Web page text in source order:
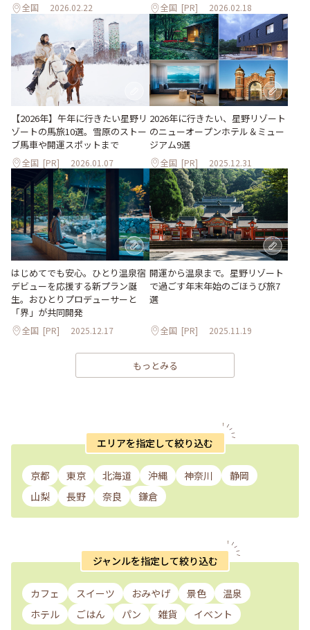
全国 2026.02.22 全国 [PR] 2026.02.18
【2026年】午年に行きたい星野リ
ゾートの馬旅10選。雪原のストー
ブ馬車や開運スポットまで
全国 [PR] 2026.01.07
2026年に行きたい、星野リゾート
のニューオープンホテル＆ミュー
ジアム9選
全国 [PR] 2025.12.31
はじめてでも安心。ひとり温泉宿
デビューを応援する新プラン誕
生。おひとりプロデューサーと
「界」が共同開発
全国 [PR] 2025.12.17
開運から温泉まで。星野リゾート
で過ごす年末年始のごほうび旅7
選
全国 [PR] 2025.11.19
もっとみる
エリアを指定して絞り込む
京都 東京 北海道 沖縄 神奈川
静岡
山梨
長野 奈良 鎌倉
ジャンルを指定して絞り込む
カフェ スイーツ おみやげ 景色
温泉
ホテル
ごはん パン 雑貨 イベント